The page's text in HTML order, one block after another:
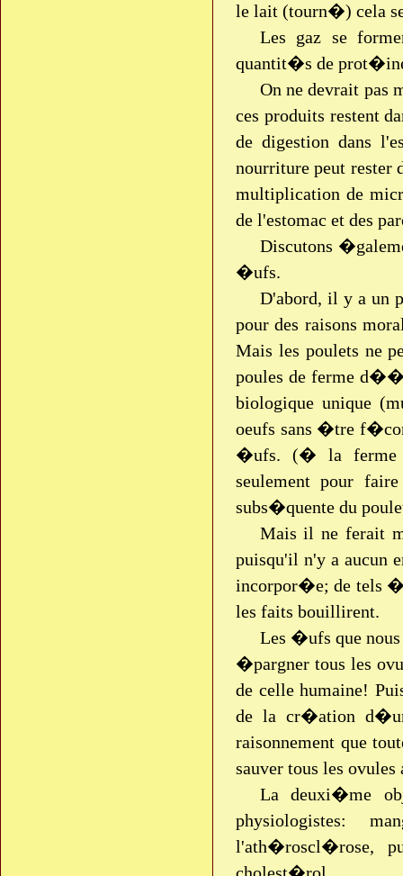
le lait (tourn�) cela
Les gaz se
quantit�s de
On ne devrait pas
ces produits restent
de digestion dans
nourriture peut rester
multiplication de
de l'estomac et des
Discutons
�ufs.
D'abord, il y a un
pour des raisons
Mais les poulets ne
poules de ferme
biologique unique
oeufs sans �tre
�ufs. (� la ferme
seulement pour
subs�quente du
Mais il ne ferait
puisqu'il n'y a aucun
incorpor�e; de tels
les faits bouillirent.
Les �ufs que nous
�pargner tous les
de celle humaine!
de la cr�ation
raisonnement que
sauver tous les
La deuxi�me
physiologistes:
l'ath�roscl�rose,